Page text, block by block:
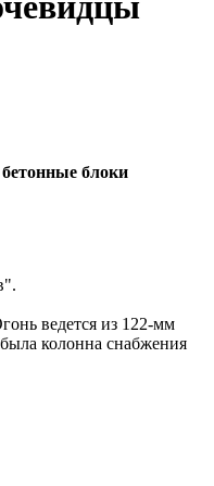
блоки
ведется из 122-мм
колонна снабжения